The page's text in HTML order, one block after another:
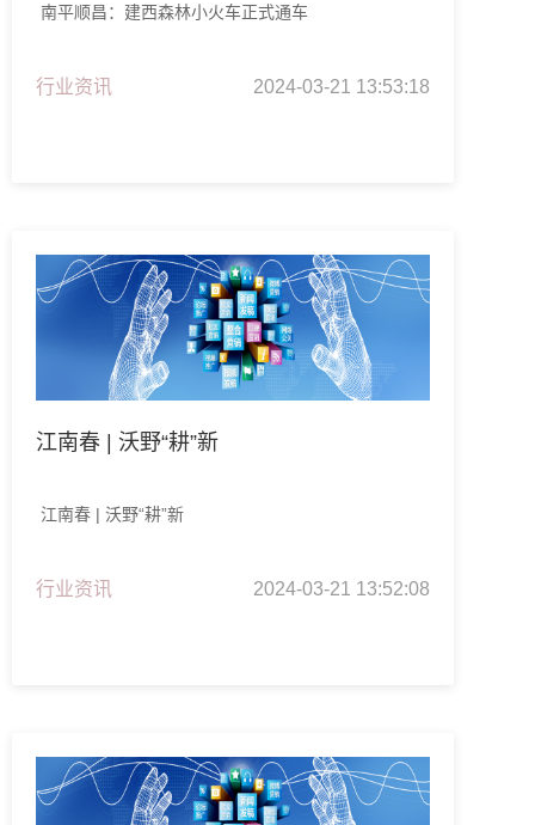
南平顺昌：建西森林小火车正式通车
行业资讯 2024-03-21 13:53:18
江南春 | 沃野“耕”新
江南春 | 沃野“耕”新
行业资讯 2024-03-21 13:52:08